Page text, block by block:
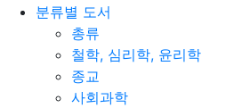
분류별 도서
총류
철학, 심리학, 윤리학
종교
사회과학